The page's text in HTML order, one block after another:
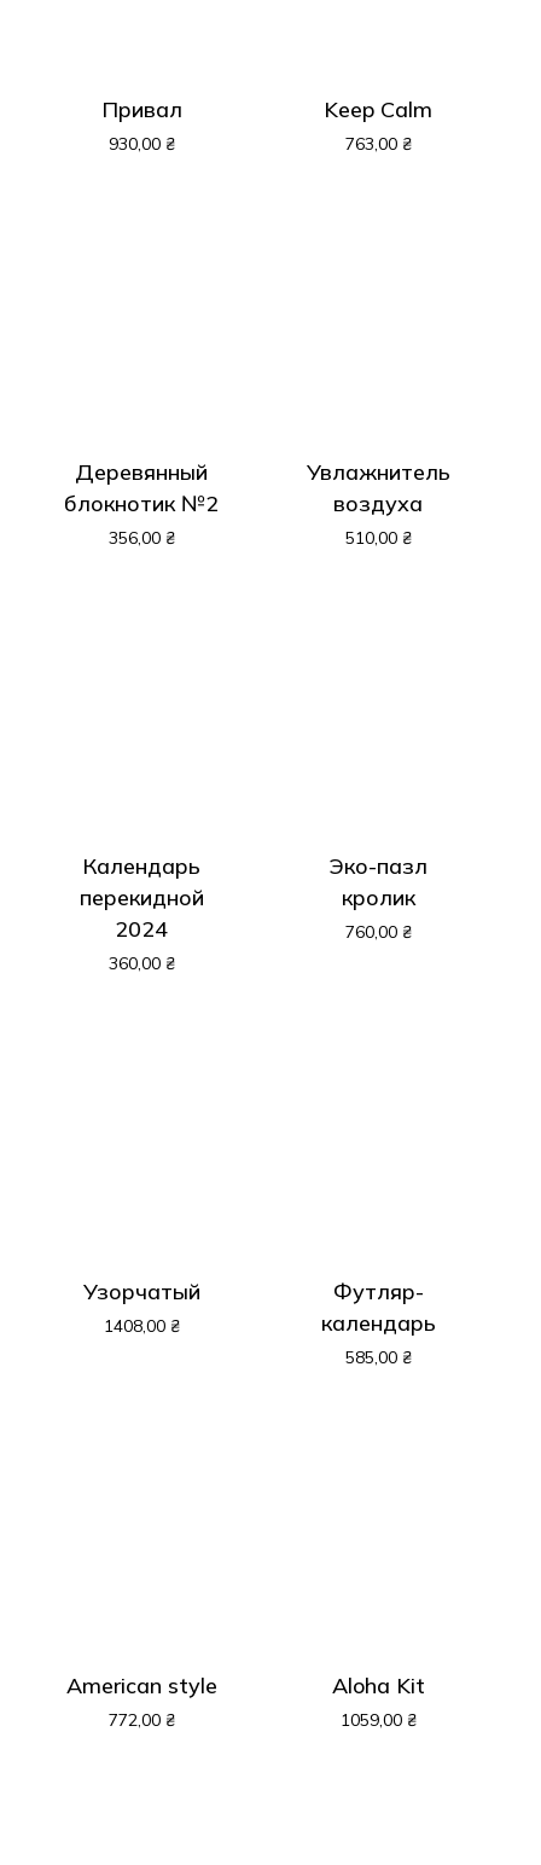
До Магазину
Привал
930,00 ₴
Keep Calm
763,00 ₴
Деревянный
блокнотик №2
356,00 ₴
Увлажнитель
воздуха
510,00 ₴
Календарь
перекидной
2024
360,00 ₴
Эко-пазл
кролик
760,00 ₴
Узорчатый
1408,00 ₴
Футляр-
календарь
585,00 ₴
American style
772,00 ₴
Aloha Kit
1059,00 ₴